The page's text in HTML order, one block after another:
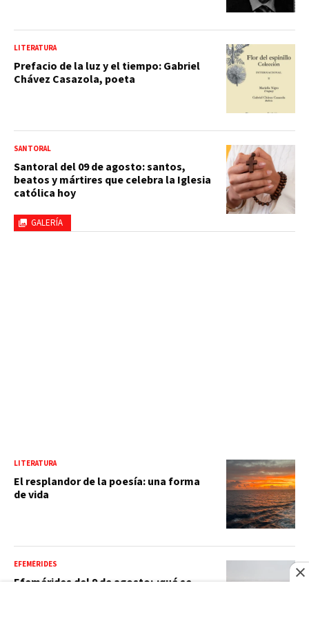
LITERATURA
Prefacio de la luz y el tiempo: Gabriel
Chávez Casazola, poeta
GALERÍA
SANTORAL
Santoral del 09 de agosto: santos,
beatos y mártires que celebra la Iglesia
católica hoy
LITERATURA
El resplandor de la poesía: una forma
de vida
EFEMÉRIDES
Efemérides del 9 de agosto: ¿qué se